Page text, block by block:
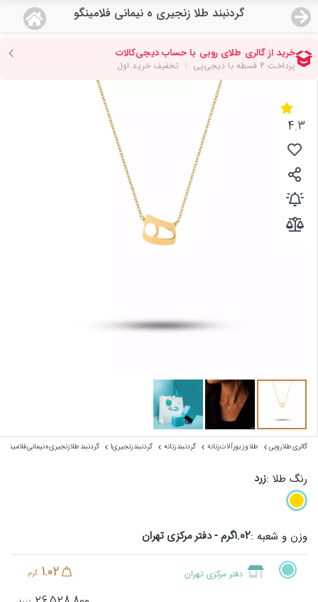
گردنبند طلا زنجیری ه نیمانی فلامینگو
منو
صفحه اصلی
دسته بندی محصولات
نمایندگی ها
مجله روبی
درباره ما
4.3
گالری طلا روبی طلا و زیورآلات زنانه گردنبند زنانه گردنبند زنجیری1 گردنبند طلا زنجیری ه نیمانی فلامینگو
رنگ طلا :زرد
وزن و شعبه :1.02گرم - دفتر مرکزی تهران
دفتر مرکزی تهران 1.02 گرم